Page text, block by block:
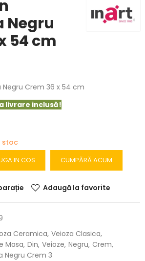
Negru
54 cm
Crem 36 x 54 cm
livrare inclusă!
stoc
IN COS CUMPĂRĂ ACUM
Adaugă la favorite
Ceramica Veioza Clasica
Masa Din Veioze Negru Crem
Negru Crem 3